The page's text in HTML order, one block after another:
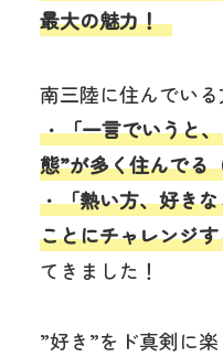
最大の魅力！
南三陸に住んでい
・「一言でいうと
態”が多く住んでる
・「熱い方、好き
ことにチャレンジ
てきました！
”好き”をド真剣に